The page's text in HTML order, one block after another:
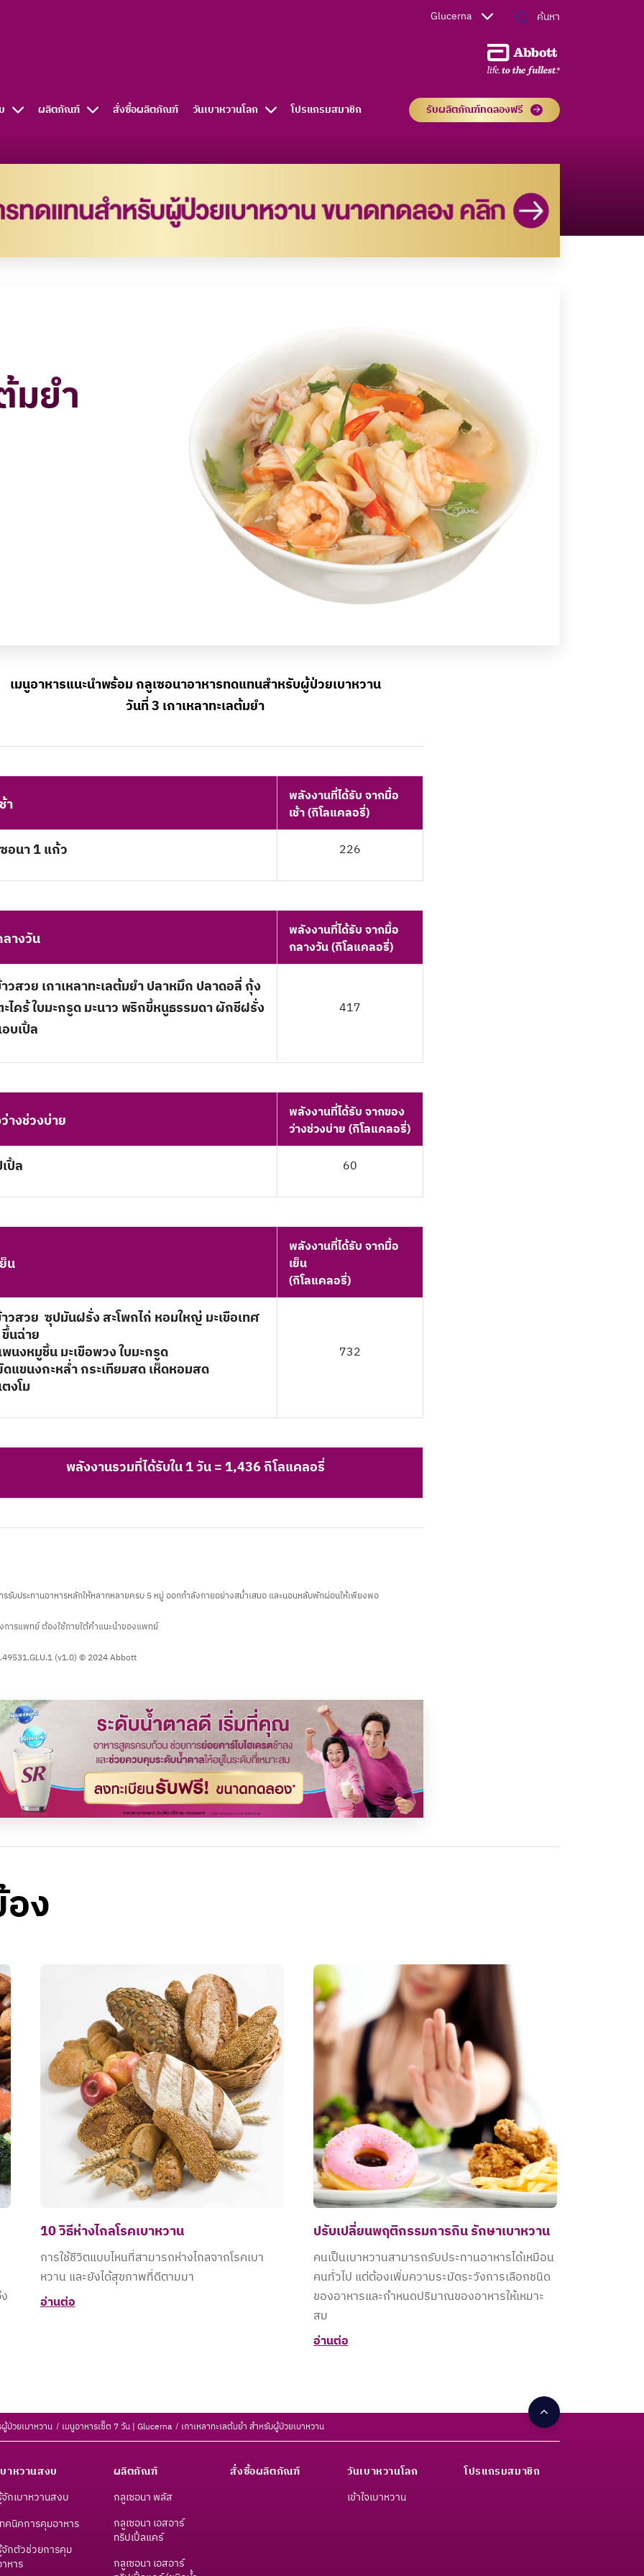
Glucerna
ผลิตภัณฑ์ สั่งซื้อผลิตภัณฑ์​ วันเบาหวานโลก โปรแกรมสมาชิก รับผลิตภัณฑ์ทดลองฟรี
มยำ
เมนูอาหารแนะนำพร้อม กลูเซอนาอาหารทดแทนสำหรับผู้ป่วยเบาหวาน
วันที่ 3 เกาเหลาทะเลต้มยำ
า
พลังงานที่ได้รับ จากมื้อ
เช้า (กิโลแคลอรี่)
อนา 1 แก้ว 226
างวัน
พลังงานที่ได้รับ จากมื้อ
กลางวัน (กิโลแคลอรี่)
วสวย เกาเหลาทะเลต้มยำ ปลาหมึก ปลาดอลี่ กุ้ง
ะไคร้ ใบมะกรูด มะนาว พริกขี้หนูธรรมดา ผักชีฝรั่ง
บเปิ้ล
417
างช่วงบ่าย
พลังงานที่ได้รับ จากของ
ว่างช่วงบ่าย (กิโลแคลอรี่)
ปิ้ล 60
น
พลังงานที่ได้รับ จากมื้อ
เย็น
(กิโลแคลอรี่)
วสวย ซุปมันฝรั่ง สะโพกไก่ หอมใหญ่ มะเขือเทศ
นฉ่าย
นงหมูชิ้น มะเขือพวง ใบมะกรูด
แขนงกะหล่ำ กระเทียมสด เห็ดหอมสด
งโม
732
พลังงานรวมที่ได้รับใน 1 วัน = 1,436 กิโลแคลอรี่
รรับประทานอาหารหลักให้หลากหลายครบ 5 หมู่ ออกกำลังกายอย่างสม่ำเสมอ และนอนหลับพักผ่อนให้เพียงพอ
การแพทย์ ต้องใช้ภายใต้คำแนะนำของแพทย์
(v1.0) © 2024 Abbott
ง
10 วิธีห่างไกลโรคเบาหวาน
การใช้ชีวิตแบบไหนที่สามารถห่างไกลจากโรคเบา
หวาน และยังได้สุขภาพที่ดีตามมา
อ่านต่อ
ปรับเปลี่ยนพฤติกรรมการกิน รักษาเบาหวาน
คนเป็นเบาหวานสามารถรับประทานอาหารได้เหมือน
คนทั่วไป แต่ต้องเพิ่มความระมัดระวังการเลือกชนิด
ของอาหารและกำหนดปริมาณของอาหารให้เหมาะ
สม
อ่านต่อ
ป่วยเบาหวาน เมนูอาหารเซ็ต 7 วัน | Glucerna เกาเหลาทะเลต้มยำ สำหรับผู้ป่วยเบาหวาน
บาหวานสงบ
กเบาหวานสงบ
คนิคการคุมอาหาร
จักตัวช่วยการคุม
หาร
ผลิตภัณฑ์
กลูเซอนา พลัส
กลูเซอนา เอสอาร์
ทริปเปิ้ลแคร์
กลูเซอนา เอสอาร์
สั่งซื้อผลิตภัณฑ์
วันเบาหวานโลก
เข้าใจเบาหวาน
โปรแกรมสมาชิก